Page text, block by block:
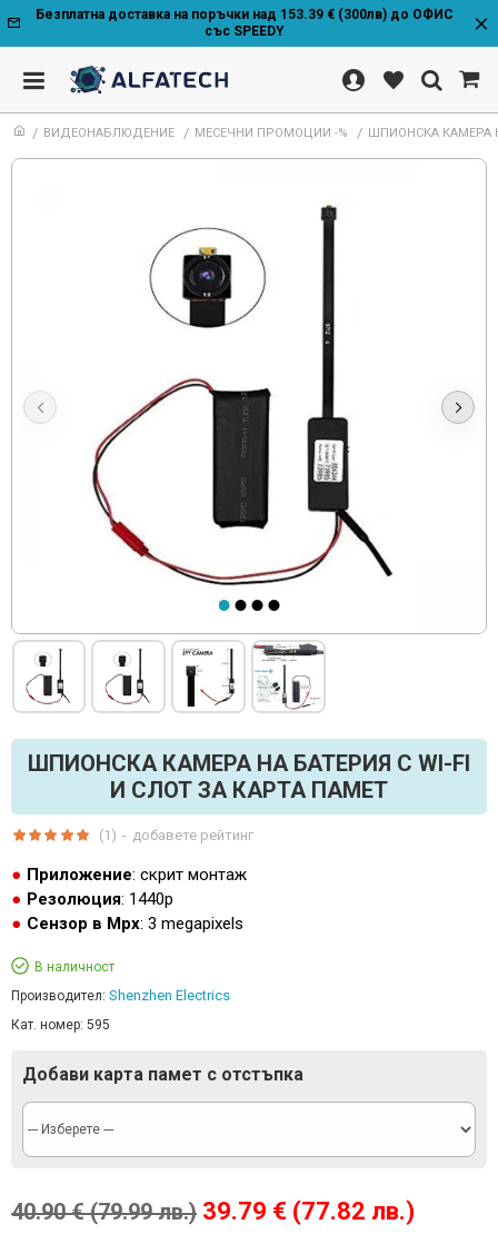
Безплатна доставка на поръчки над 153.39 € (300лв) до ОФИС
със SPEEDY
ВИДЕОНАБЛЮДЕНИЕ МЕСЕЧНИ ПРОМОЦИИ -% ШПИОНСКА КАМЕРА
ШПИОНСКА КАМЕРА НА БАТЕРИЯ С WI-FI
И СЛОТ ЗА КАРТА ПАМЕТ
Приложение: скрит монтаж
Резолюция: 1440p
Сензор в Mpx: 3 megapixels
В наличност
Производител: Shenzhen Electrics
Кат. номер: 595
(1) - добавете рейтинг
39.79 € (77.82 лв.)
40.90 € (79.99 лв.)
Добави карта памет с отстъпка